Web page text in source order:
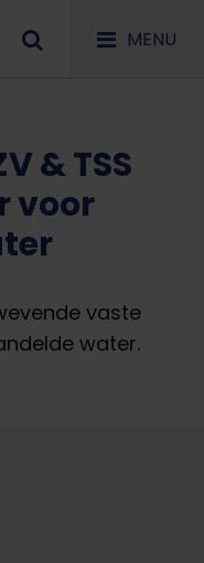
MENU
& TSS
voor
vaste
water.